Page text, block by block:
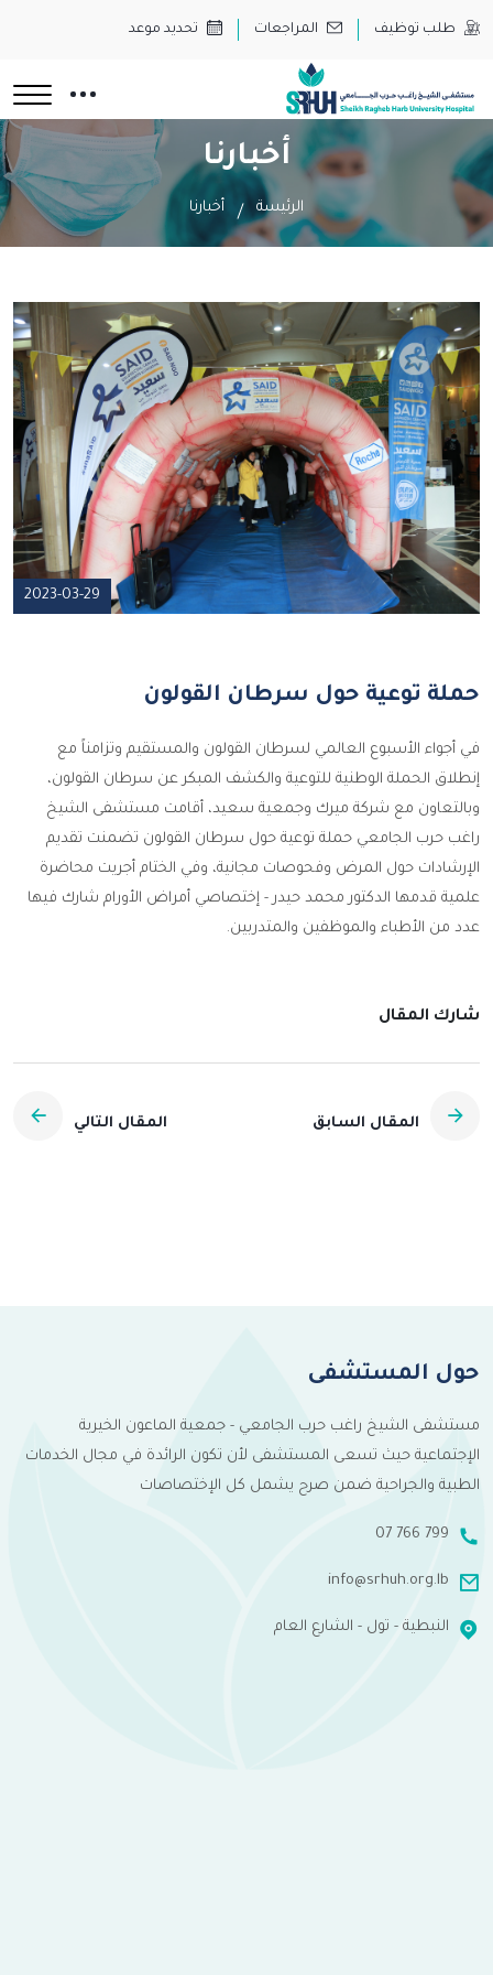
طلب توظيف المراجعات تحديد موعد
أخبارنا
الرئيسة أخبارنا
2023-03-29
حملة توعية حول سرطان القولون
في أجواء الأسبوع العالمي لسرطان القولون والمستقيم وتزامناً مع
إنطلاق الحملة الوطنية للتوعية والكشف المبكر عن سرطان القولون،
وبالتعاون مع شركة ميرك وجمعية سعيد، أقامت مستشفى الشيخ
راغب حرب الجامعي حملة توعية حول سرطان القولون تضمنت تقديم
الإرشادات حول المرض وفحوصات مجانية، وفي الختام أجريت محاضرة
علمية قدمها الدكتور محمد حيدر - إختصاصي أمراض الأورام شارك فيها
عدد من الأطباء والموظفين والمتدربين.
شارك المقال
المقال السابق المقال التالي
حول المستشفى
مستشفى الشيخ راغب حرب الجامعي - جمعية الماعون الخيرية
الإجتماعية حيث تسعى المستشفى لأن تكون الرائدة في مجال الخدمات
الطبية والجراحية ضمن صرح يشمل كل الإختصاصات
07 766 799
info@srhuh.org.lb
النبطية - تول - الشارع العام